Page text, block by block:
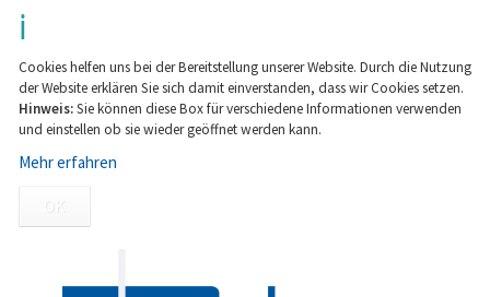
Cookies helfen uns bei der Bereitstellung unserer Website. Durch die Nutzung
der Website erklären Sie sich damit einverstanden, dass wir Cookies setzen.
Hinweis:Sie können diese Box für verschiedene Informationen verwenden
und einstellen ob sie wieder geöffnet werden kann.
Mehr erfahren
OK